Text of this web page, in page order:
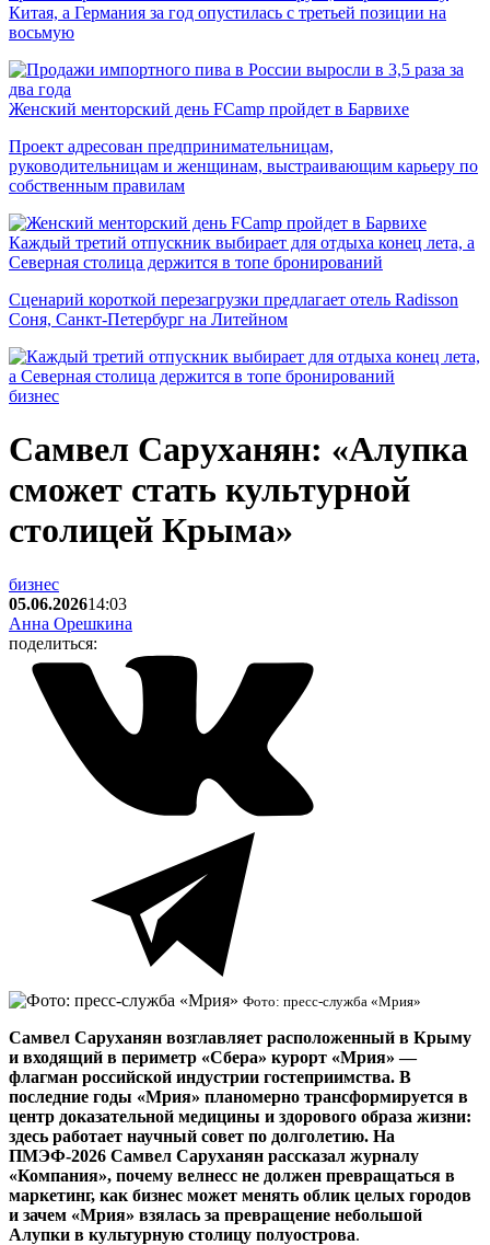
Китая, а Германия за год опустилась с третьей позиции на
восьмую
Женский менторский день FCamp пройдет в Барвихе
Проект адресован предпринимательницам,
руководительницам и женщинам, выстраивающим карьеру по
собственным правилам
Каждый третий отпускник выбирает для отдыха конец лета, а
Северная столица держится в топе бронирований
Сценарий короткой перезагрузки предлагает отель Radisson
Соня, Санкт-Петербург на Литейном
бизнес
Самвел Саруханян: «Алупка
сможет стать культурной
столицей Крыма»
бизнес
05.06.202614:03
Анна Орешкина
поделиться:
Фото: пресс-служба «Мрия»
Самвел Саруханян возглавляет расположенный в Крыму
и входящий в периметр «Сбера» курорт «Мрия» —
флагман российской индустрии гостеприимства. В
последние годы «Мрия» планомерно трансформируется в
центр доказательной медицины и здорового образа жизни:
здесь работает научный совет по долголетию. На
ПМЭФ-2026 Самвел Саруханян рассказал журналу
«Компания», почему велнесс не должен превращаться в
маркетинг, как бизнес может менять облик целых городов
и зачем «Мрия» взялась за превращение небольшой
Алупки в культурную столицу полуострова.